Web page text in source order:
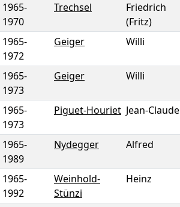
1965-
1970
Trechsel
Friedrich
(Fritz)
1965-
1972
Geiger Willi
1965-
1973
Geiger Willi
1965-
1973
Piguet-Houriet Jean-Claude
1965-
1989
Nydegger Alfred
1965-
1992
Weinhold-
Stünzi
Heinz